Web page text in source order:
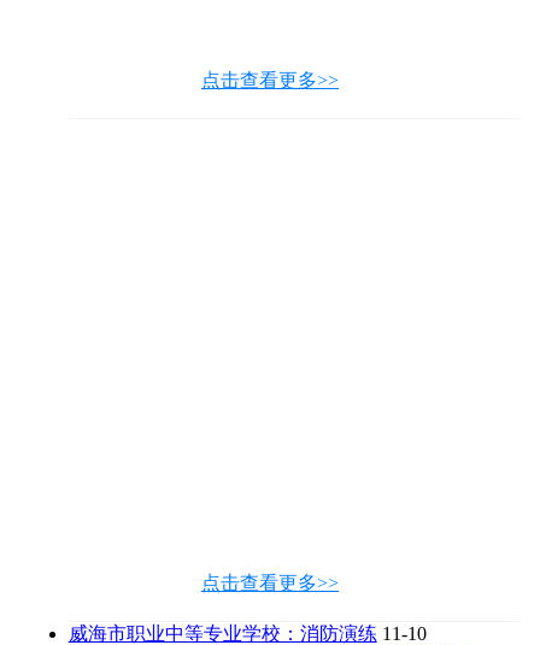
点击查看更多>>
点击查看更多>>
威海市职业中等专业学校：消防演练 11-10